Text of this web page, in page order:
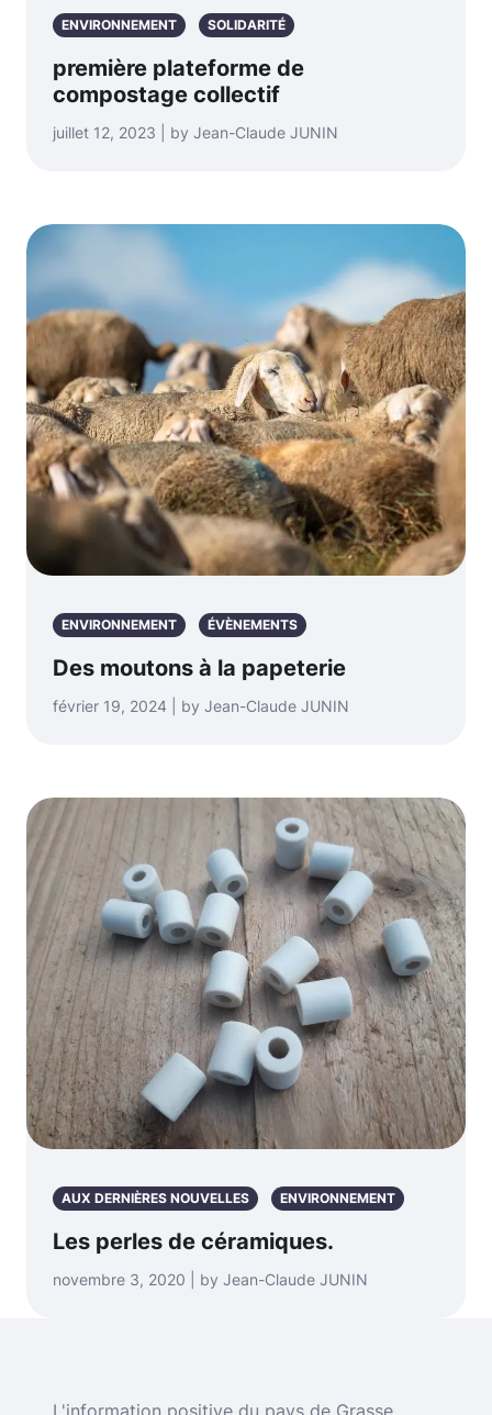
ENVIRONNEMENT SOLIDARITÉ
première plateforme de
compostage collectif
juillet 12, 2023 | by Jean-Claude JUNIN
ENVIRONNEMENT ÉVÈNEMENTS
Des moutons à la papeterie
février 19, 2024 | by Jean-Claude JUNIN
AUX DERNIÈRES NOUVELLES ENVIRONNEMENT
Les perles de céramiques.
novembre 3, 2020 | by Jean-Claude JUNIN